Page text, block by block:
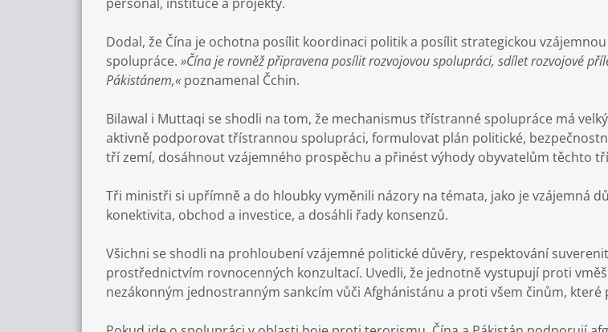
Dodal, že Čína je ochotna posílit koordinaci politik a posílit strategickou
spolupráce. »Čína je rovněž připravena posílit rozvojovou spolupráci, sdílet rozvojové
Pákistánem,« poznamenal Čchin.
Bilawal i Muttaqi se shodli na tom, že mechanismus třístranné spolupráce má
aktivně podporovat třístrannou spolupráci, formulovat plán politické,
tří zemí, dosáhnout vzájemného prospěchu a přinést výhody obyvatelům těchto
Tři ministři si upřímně a do hloubky vyměnili názory na témata, jako je vzájemná
konektivita, obchod a investice, a dosáhli řady konsenzů.
Všichni se shodli na prohloubení vzájemné politické důvěry, respektování
prostřednictvím rovnocenných konzultací. Uvedli, že jednotně vystupují proti
nezákonným jednostranným sankcím vůči Afghánistánu a proti všem činům,